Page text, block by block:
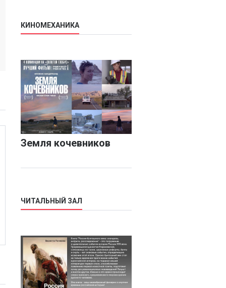
КИНОМЕХАНИКА
Земля кочевников
ЧИТАЛЬНЫЙ ЗАЛ